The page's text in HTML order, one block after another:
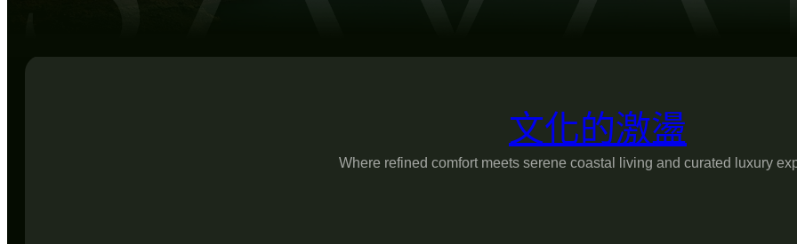
文化的激盪
Where refined comfort meets serene coastal living and curated luxury